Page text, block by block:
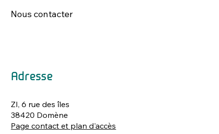
Nous contacter
Adresse
ZI, 6 rue des îles
38420 Domène
Page contact et plan d'accès